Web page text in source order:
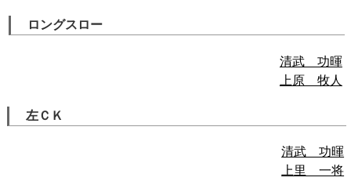
ロングスロー
清武 功暉
上原 牧人
左ＣＫ
清武 功暉
上里 一将